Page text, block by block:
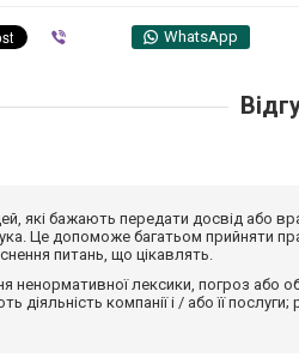
WhatsApp
які бажають передати досвід або
Це допоможе багатьом прийняти
питань, що цікавлять.
ненормативної лексики, погроз або
діяльність компанії і / або її